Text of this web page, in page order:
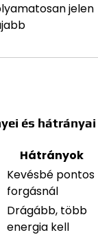
jelen
és hátrányai
Hátrányok
Kevésbé pontos
forgásnál
Drágább, több
energia kell